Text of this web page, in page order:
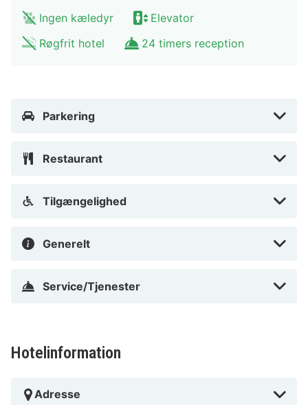
Ingen kæledyr
Elevator
Røgfrit hotel
24 timers reception
Parkering
Restaurant
Tilgængelighed
Generelt
Service/Tjenester
Hotelinformation
Adresse